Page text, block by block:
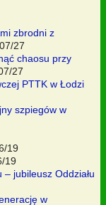
zbrodni z
27
chaosu przy
27
PTTK w Łodzi
szpiegów w
19
19
jubileusz Oddziału
w